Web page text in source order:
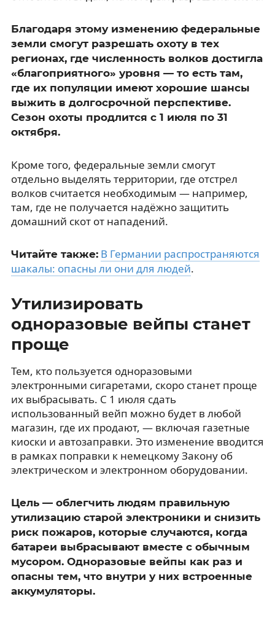
Благодаря этому изменению федеральные
земли смогут разрешать охоту в тех
регионах, где численность волков достигла
«благоприятного» уровня — то есть там,
где их популяции имеют хорошие шансы
выжить в долгосрочной перспективе.
Сезон охоты продлится с 1 июля по 31
октября.
Кроме того, федеральные земли смогут
отдельно выделять территории, где отстрел
волков считается необходимым — например,
там, где не получается надёжно защитить
домашний скот от нападений.
Читайте также: В Германии распространяются
шакалы: опасны ли они для людей.
Утилизировать
одноразовые вейпы станет
проще
Тем, кто пользуется одноразовыми
электронными сигаретами, скоро станет проще
их выбрасывать. С 1 июля сдать
использованный вейп можно будет в любой
магазин, где их продают, — включая газетные
киоски и автозаправки. Это изменение вводится
в рамках поправки к немецкому Закону об
электрическом и электронном оборудовании.
Цель — облегчить людям правильную
утилизацию старой электроники и снизить
риск пожаров, которые случаются, когда
батареи выбрасывают вместе с обычным
мусором. Одноразовые вейпы как раз и
опасны тем, что внутри у них встроенные
аккумуляторы.